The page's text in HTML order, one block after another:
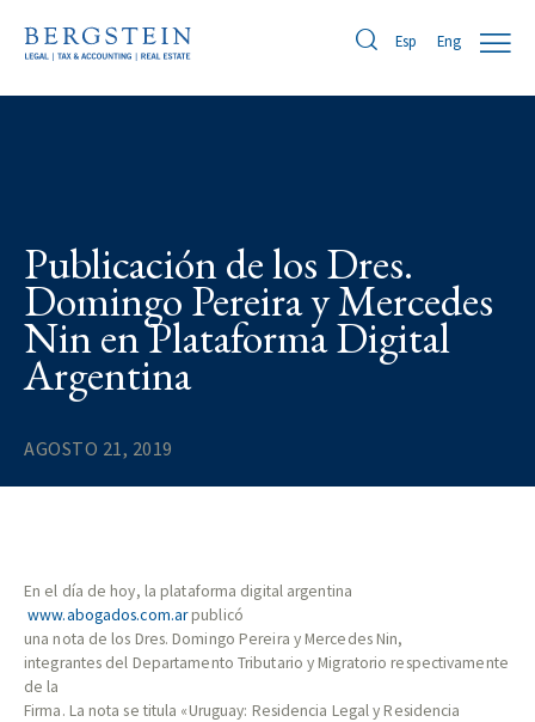
Esp Eng
Publicación de los Dres.
Domingo Pereira y Mercedes
Nin en Plataforma Digital
Argentina
AGOSTO 21, 2019
En el día de hoy, la plataforma digital argentina
www.abogados.com.arpublicó
una nota de los Dres. Domingo Pereira y Mercedes Nin,
integrantes del Departamento Tributario y Migratorio respectivamente
de la
Firma. La nota se titula «Uruguay: Residencia Legal y Residencia